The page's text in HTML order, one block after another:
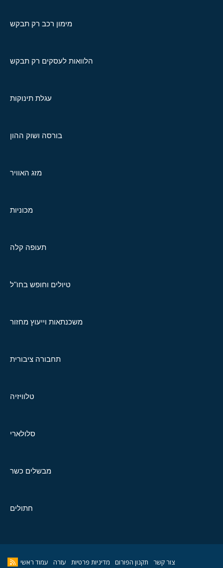
מימון רכב רק תבקש
הלוואות לעסקים רק תבקש
עגלת תינוקות
בורסה ושוק ההון
מזג האוויר
מכוניות
תעופה קלה
טיולים וחופש בחו"ל
משכנתאות וייעוץ מחזור
תחבורה ציבורית
טלוויזיה
סלולארי
מבשלים כשר
חתולים
צור קשר תקנון הפורום מדיניות פרטיות עזרה עמוד ראשי